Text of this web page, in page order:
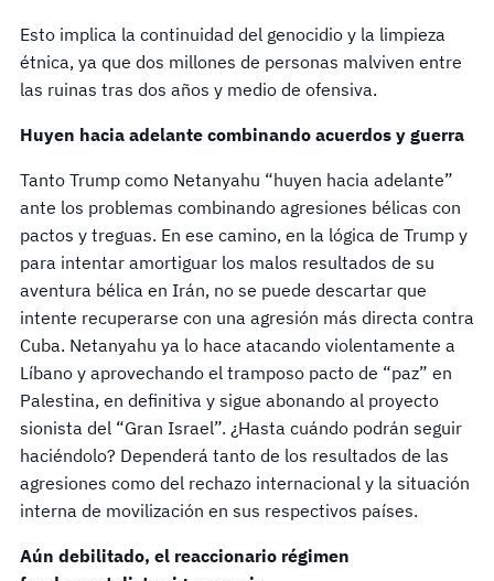
Esto implica la continuidad del genocidio y la limpieza
étnica, ya que dos millones de personas malviven entre
las ruinas tras dos años y medio de ofensiva.
Huyen hacia adelante combinando acuerdos y guerra
Tanto Trump como Netanyahu “huyen hacia adelante”
ante los problemas combinando agresiones bélicas con
pactos y treguas. En ese camino, en la lógica de Trump y
para intentar amortiguar los malos resultados de su
aventura bélica en Irán, no se puede descartar que
intente recuperarse con una agresión más directa contra
Cuba. Netanyahu ya lo hace atacando violentamente a
Líbano y aprovechando el tramposo pacto de “paz” en
Palestina, en definitiva y sigue abonando al proyecto
sionista del “Gran Israel”. ¿Hasta cuándo podrán seguir
haciéndolo? Dependerá tanto de los resultados de las
agresiones como del rechazo internacional y la situación
interna de movilización en sus respectivos países.
Aún debilitado, el reaccionario régimen